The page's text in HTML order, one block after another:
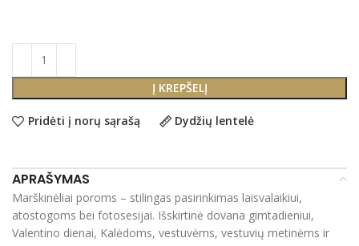
Į KREPŠELĮ
Pridėti į norų sąrašą Dydžių lentelė
APRAŠYMAS
Marškinėliai poroms – stilingas pasirinkimas laisvalaikiui,
atostogoms bei fotosesijai. Išskirtinė dovana gimtadieniui,
Valentino dienai, Kalėdoms, vestuvėms, vestuvių metinėms ir